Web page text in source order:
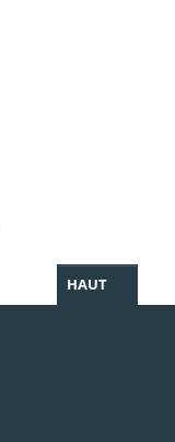
Facebook
le profil Twitter
par WhatsApp
HAUT